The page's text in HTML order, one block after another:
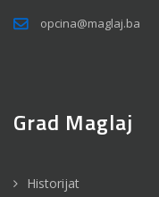
opcina@maglaj.ba
Grad Maglaj
Historijat